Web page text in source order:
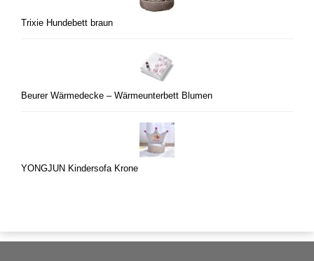
Trixie Hundebett braun
Beurer Wärmedecke – Wärmeunterbett Blumen
YONGJUN Kindersofa Krone